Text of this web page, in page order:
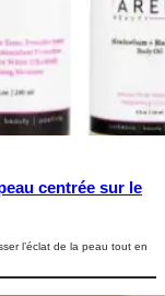
centrée sur le
l’éclat de la peau tout en